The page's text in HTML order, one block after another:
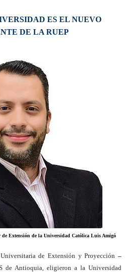
ES EL NUEVO
DE LA RUEP
de Extensión de la Universidad Católica Luis Amigó
de Extensión y Proyección –
de Antioquia, eligieron a la Universidad